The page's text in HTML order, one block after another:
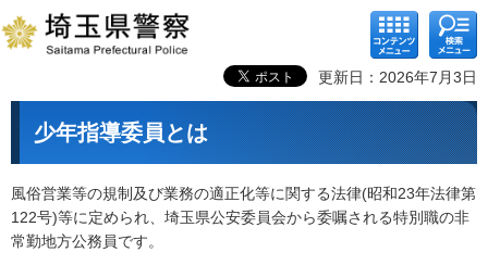
コンテ
ンツメ
ニュー
検索メ
ニュー
更新日：2026年7月3日
少年指導委員とは
風俗営業等の規制及び業務の適正化等に関する法律(昭和23年法律第
122号)等に定められ、埼玉県公安委員会から委嘱される特別職の非
常勤地方公務員です。